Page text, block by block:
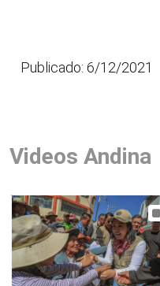
Publicado: 6/12/2021
Videos Andina